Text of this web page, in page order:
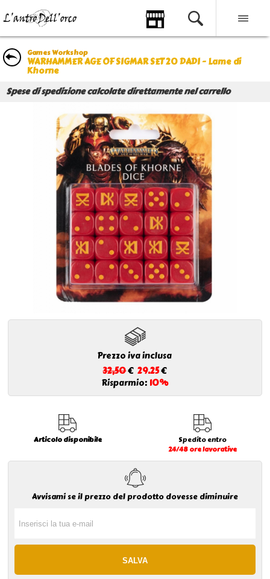
Games Workshop
WARHAMMER AGE OF SIGMAR SET 20 DADI - Lame di
Khorne
Spese di spedizione calcolate direttamente nel carrello
Prezzo iva inclusa
32,50€29.25€
Risparmio: 10%
Articolo disponibile
Spedito entro
24/48 ore lavorative
Avvisami se il prezzo del prodotto dovesse diminuire